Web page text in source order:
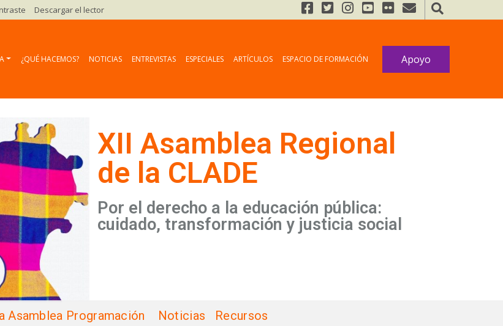
Descargar el lector
¿QUÉ HACEMOS? NOTICIAS ENTREVISTAS ESPECIALES ARTÍCULOS ESPACIO DE FORMACIÓN Apoyo
XII Asamblea Regional
de la CLADE
Por el derecho a la educación pública:
cuidado, transformación y justicia social
Asamblea Programación Noticias Recursos